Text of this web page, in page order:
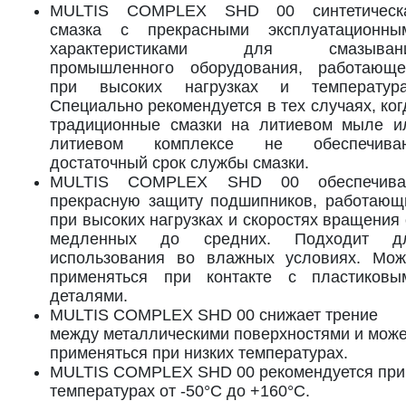
MULTIS COMPLEX SHD 00
смазка с прекрасными
характеристиками для
промышленного оборудования,
при высоких нагрузках и
Специально рекомендуется в тех случаях,
традиционные смазки на литиевом мыле
литиевом комплексе не
достаточный срок службы смазки.
MULTIS COMPLEX SHD 00
прекрасную защиту подшипников,
при высоких нагрузках и скоростях вращения
медленных до средних. Подходит
использования во влажных условиях.
применяться при контакте с
деталями.
MULTIS COMPLEX SHD 00 снижает трение
между металлическими поверхностями и
применяться при низких температурах.
MULTIS COMPLEX SHD 00 рекомендуется при
температурах от -50°C до +160°C.